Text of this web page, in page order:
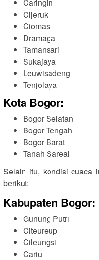
Caringin
Cijeruk
Ciomas
Dramaga
Tamansari
Sukajaya
Leuwisadeng
Tenjolaya
Kota Bogor:
Bogor Selatan
Bogor Tengah
Bogor Barat
Tanah Sareal
Selain itu, kondisi cuaca
berikut:
Kabupaten Bogor:
Gunung Putri
Citeureup
Cileungsi
Cariu